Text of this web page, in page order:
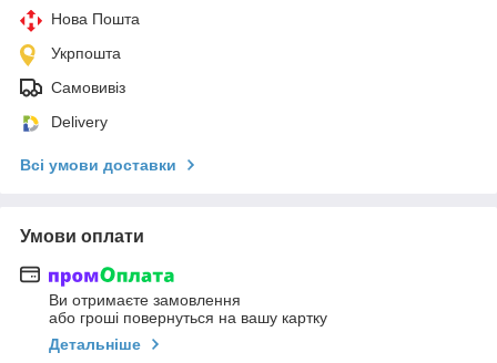
Нова Пошта
Укрпошта
Самовивіз
Delivery
Всі умови доставки
Умови оплати
Ви отримаєте замовлення
або гроші повернуться на вашу картку
Детальніше